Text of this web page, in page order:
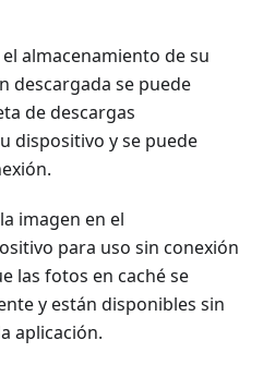
almacenamiento de su
descargada se puede
de descargas
dispositivo y se puede
imagen en el
para uso sin conexión
las fotos en caché se
y están disponibles sin
aplicación.